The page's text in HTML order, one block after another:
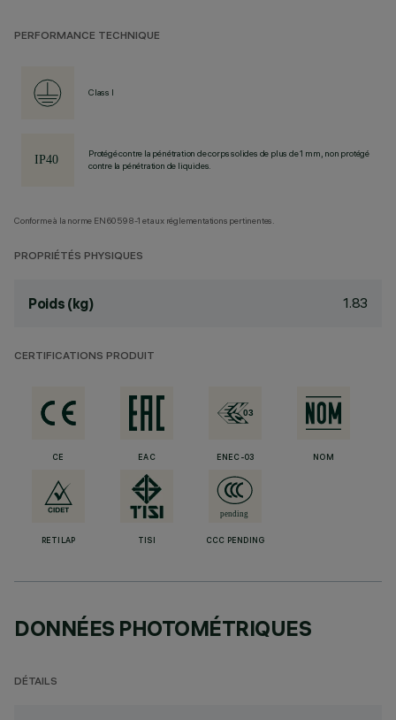
PERFORMANCE TECHNIQUE
Class I
Protégé contre la pénétration de corps solides de plus de 1 mm, non protégé
contre la pénétration de liquides.
Conforme à la norme EN60598-1 et aux réglementations pertinentes.
PROPRIÉTÉS PHYSIQUES
Poids (kg) 1.83
CERTIFICATIONS PRODUIT
CE EAC ENEC-03 NOM
RETILAP TISI CCC PENDING
DONNÉES PHOTOMÉTRIQUES
DÉTAILS